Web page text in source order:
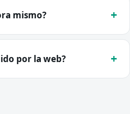
mismo?
por la web?